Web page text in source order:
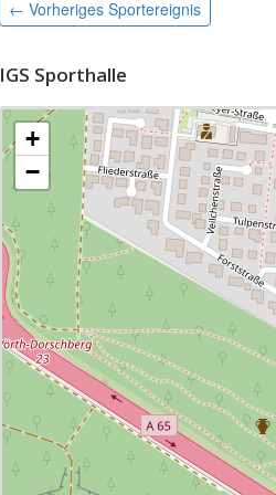
← Vorheriges Sportereignis
IGS Sporthalle
+
−